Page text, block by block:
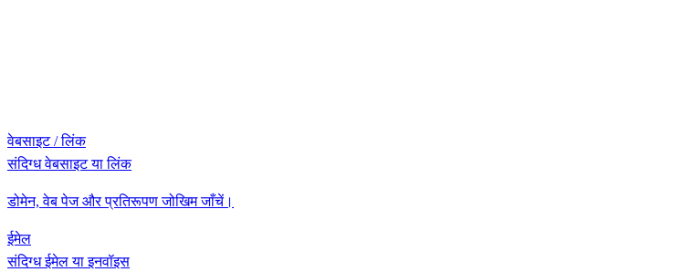
वेबसाइट / लिंक
संदिग्ध वेबसाइट या लिंक
डोमेन, वेब पेज और प्रतिरूपण जोखिम जाँचें।
ईमेल
संदिग्ध ईमेल या इनवॉइस